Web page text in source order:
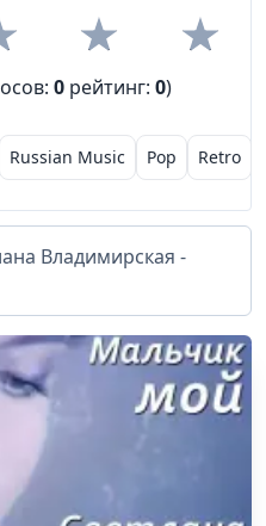
0 рейтинг: 0)
Russian Music Pop Retro
Владимирская -